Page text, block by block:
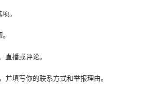
。
直播或评论。
填写你的联系方式和举报理由。